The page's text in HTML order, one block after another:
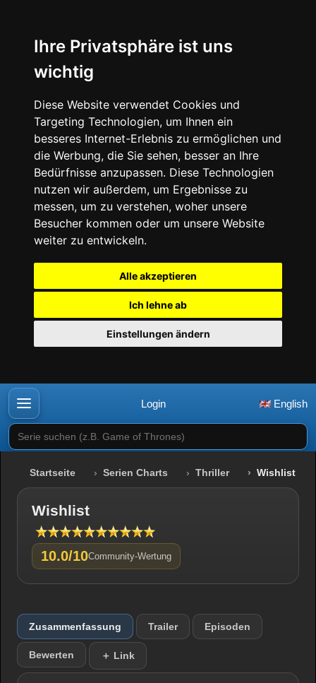
Ihre Privatsphäre ist uns
wichtig
Diese Website verwendet Cookies und
Targeting Technologien, um Ihnen ein
besseres Internet-Erlebnis zu ermöglichen und
die Werbung, die Sie sehen, besser an Ihre
Bedürfnisse anzupassen. Diese Technologien
nutzen wir außerdem, um Ergebnisse zu
messen, um zu verstehen, woher unsere
Besucher kommen oder um unsere Website
weiter zu entwickeln.
Alle akzeptieren
Ich lehne ab
Einstellungen ändern
Login English
Serie suchen (z.B. Game of Thrones)
Startseite Serien Charts Thriller Wishlist
Wishlist
10.0/10Community-Wertung
Zusammenfassung Trailer Episoden
Bewerten ＋ Link